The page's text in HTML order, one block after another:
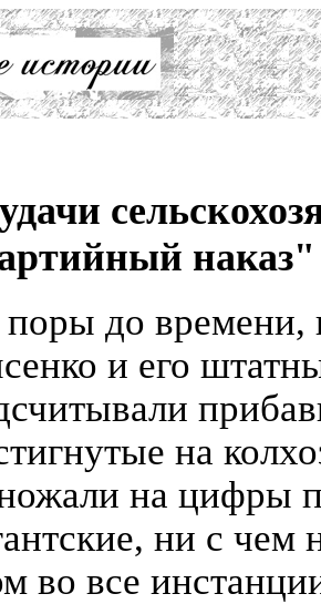
наказ"
до времени,
и его
на
на цифры
ни с чем
во все